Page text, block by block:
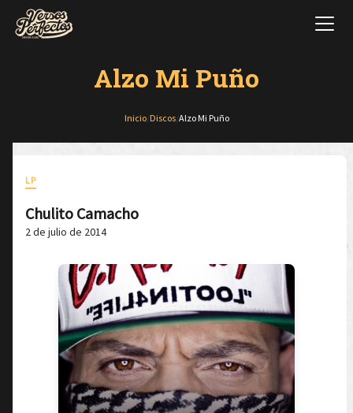
Alzo Mi Puño
Inicio/ Discos/ Alzo Mi Puño
LP
Chulito Camacho
2 de julio de 2014